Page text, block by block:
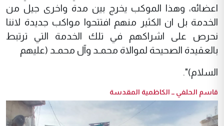
اعضائه، وهذا الموكب يخرج بين مدة واخرى جيل من
الخدمة بل ان الكثير منهم افتتحوا مواكب جديدة لاننا
نحرص على اشراكهم في تلك الخدمة التي ترتبط
بالعقيدة الصحيحة لموالاة محمـد وآل محمـد (عليهم
السلام)".
قاسم الحلفي ــ الكاظمية المقدسة